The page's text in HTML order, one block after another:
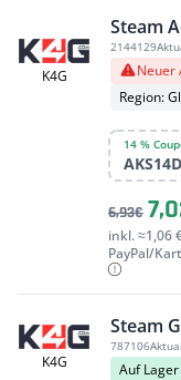
K4G
Steam
2144129
Neuer
Region:
14 %
6,93€
inkl. ≈1,06
PayPal/
K4G
Steam
787106
Auf Lager